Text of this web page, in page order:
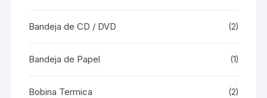
Bandeja de CD / DVD (2)
Bandeja de Papel (1)
Bobina Termica (2)